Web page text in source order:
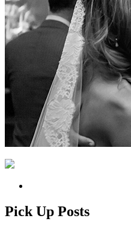
Pick Up Posts